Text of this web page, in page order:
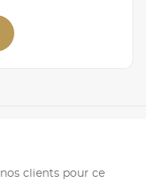
clients pour ce